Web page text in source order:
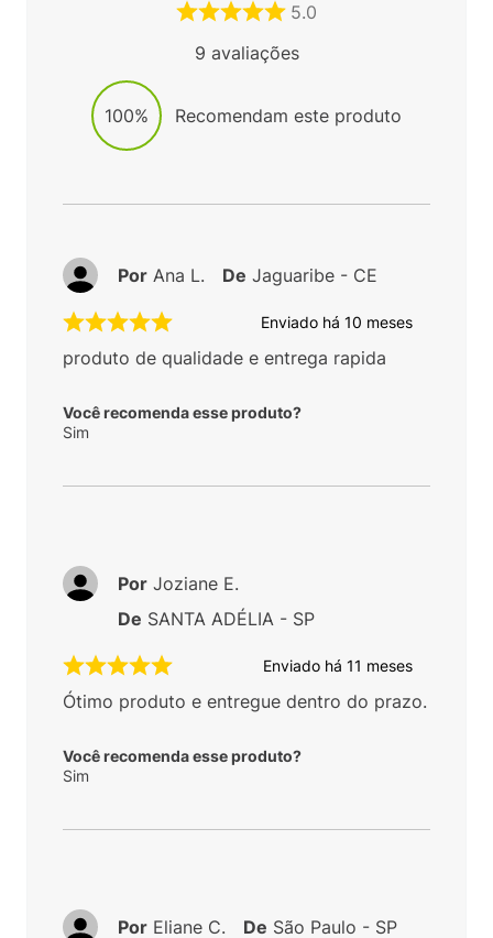
5.0
9 avaliações
100% Recomendam este produto
Enviado há 10 meses
produto de qualidade e entrega rapida
Você recomenda esse produto?
Sim
Por Ana L. De Jaguaribe - CE
Enviado há 11 meses
Ótimo produto e entregue dentro do prazo.
Você recomenda esse produto?
Sim
Por Joziane E.
De SANTA ADÉLIA - SP
Por Eliane C. De São Paulo - SP